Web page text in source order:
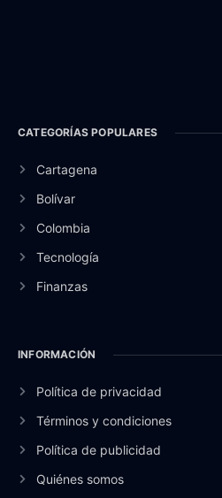
CATEGORÍAS POPULARES
Cartagena
Bolívar
Colombia
Tecnología
Finanzas
INFORMACIÓN
Política de privacidad
Términos y condiciones
Política de publicidad
Quiénes somos